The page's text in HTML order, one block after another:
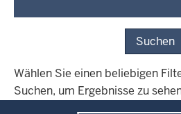
Suchen
Wählen Sie einen beliebigen
Suchen, um Ergebnisse zu